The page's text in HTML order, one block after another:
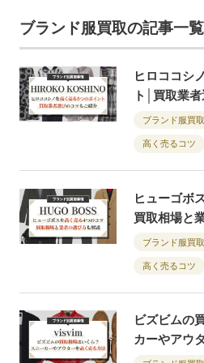
ブランド服買取の記事一覧
ヒロココシ
ト│買取業
ブランド服買取
高く売るコツ
ヒューゴボ
買取相場と
ブランド服買取
高く売るコツ
ビズビムの
カーやアウ